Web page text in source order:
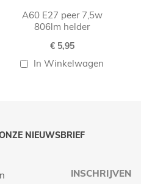
A60 E27 peer 7,5w
806lm helder
€ 5,95
In Winkelwagen
NIEUWSBRIEF
INSCHRIJVEN